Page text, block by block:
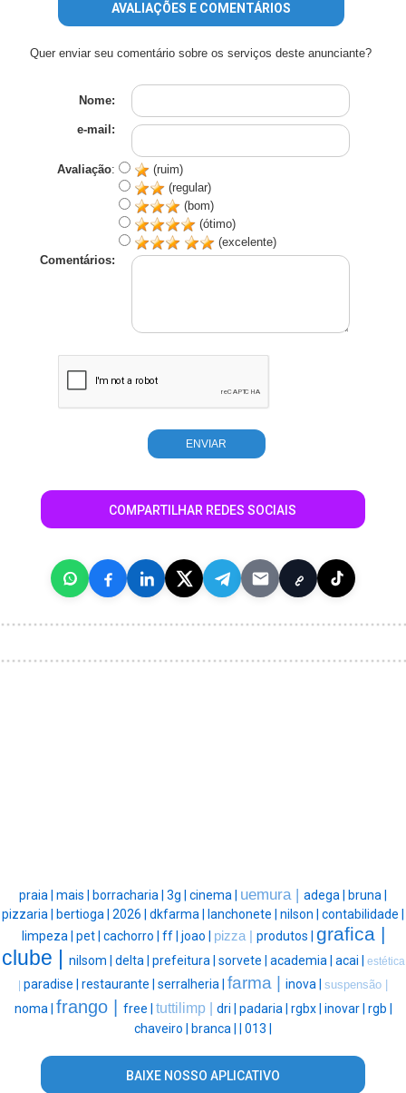
AVALIAÇÕES E COMENTÁRIOS
Quer enviar seu comentário sobre os serviços deste anunciante?
Nome:
e-mail:
Avaliação:
(ruim)
(regular)
(bom)
(ótimo)
(excelente)
Comentários:
COMPARTILHAR REDES SOCIAIS
praia | mais | borracharia | 3g | cinema | uemura | adega |
bruna |
pizzaria |
bertioga | 2026 | dkfarma | lanchonete | nilson | contabilidade |
limpeza | pet | cachorro | ff | joao | pizza | produtos | grafica |
clube | nilsom | delta | prefeitura | sorvete | academia | acai |
estética
paradise | restaurante | serralheria | farma | inova | suspensão |
noma | frango | free | tuttilimp | dri | padaria | rgbx | inovar | rgb |
chaveiro |
branca | 013 |
BAIXE NOSSO APLICATIVO